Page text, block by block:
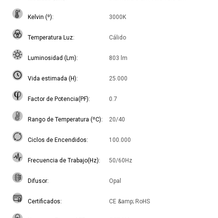
Kelvin (º) 3000K
Temperatura Luz Cálido
Luminosidad (Lm) 803 lm
Vida estimada (H) 25.000
Factor de Potencia(PF) 0.7
Rango de Temperatura (ºC) 20/40
Ciclos de Encendidos 100.000
Frecuencia de Trabajo(Hz) 50/60Hz
Difusor Opal
Certificados CE &amp; RoHS